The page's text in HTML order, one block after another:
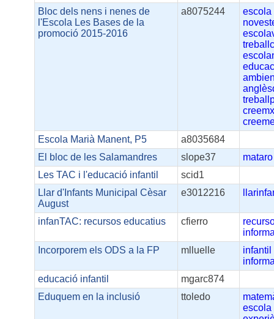
Bloc dels nens i nenes de
l'Escola Les Bases de la
promoció 2015-2016
a8075244
escola
Escola Marià Manent, P5
a8035684
El bloc de les Salamandres
slope37
mataro
Les TAC i l'educació infantil
scid1
Llar d'Infants Municipal Cèsar
August
e3012216
infanTAC: recursos educatius cfierro
Incorporem els ODS a la FP
mlluelle
infantil
educació infantil
mgarc874
Eduquem en la inclusió
ttoledo
escola